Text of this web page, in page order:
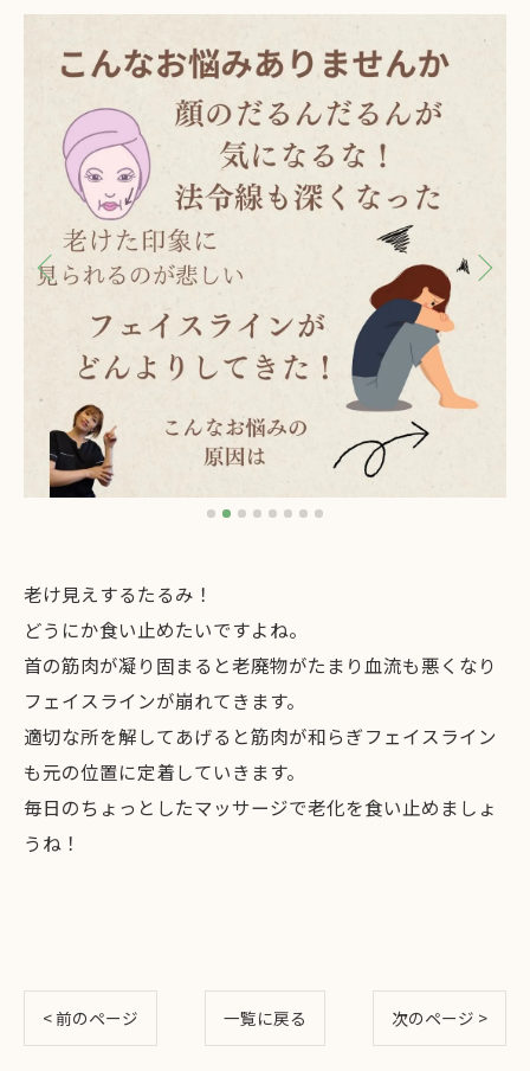
老け見えするたるみ！
どうにか食い止めたいですよね。
首の筋肉が凝り固まると老廃物がたまり血流も悪くなり
フェイスラインが崩れてきます。
適切な所を解してあげると筋肉が和らぎフェイスライン
も元の位置に定着していきます。
毎日のちょっとしたマッサージで老化を食い止めましょ
うね！
< 前のページ 一覧に戻る 次のページ >